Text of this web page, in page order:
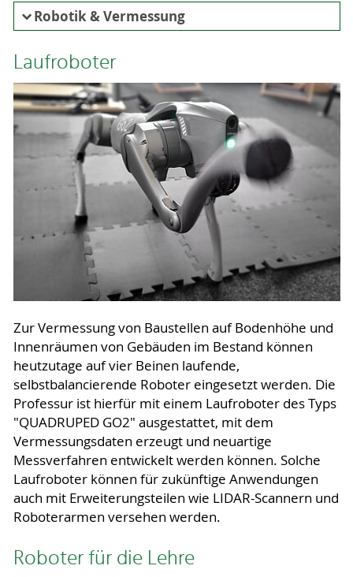
Robotik & Vermessung
Laufroboter
Zur Vermessung von Baustellen auf Bodenhöhe und
Innenräumen von Gebäuden im Bestand können
heutzutage auf vier Beinen laufende,
selbstbalancierende Roboter eingesetzt werden. Die
Professur ist hierfür mit einem Laufroboter des Typs
"QUADRUPED GO2" ausgestattet, mit dem
Vermessungsdaten erzeugt und neuartige
Messverfahren entwickelt werden können. Solche
Laufroboter können für zukünftige Anwendungen
auch mit Erweiterungsteilen wie LIDAR-Scannern und
Roboterarmen versehen werden.
Roboter für die Lehre